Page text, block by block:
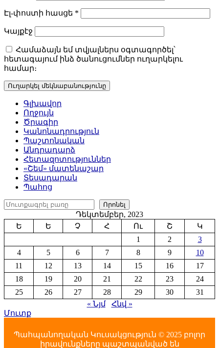
Էլ-փոստի հասցե *
Կայքէջ
Համաձայն եմ տվյալներս օգտագործել՝
հետագայում ինձ ծանուցումներ ուղարկելու
համար։
Գլխավոր
Ողջույն
Ծրագիր
Կանոնադրություն
Պաշտոնական
Անդրադարձ
Հետազոտություններ
«Շեմ» մատենաշար
Տեսադարան
Պահոց
Որոնել
Որոնել
Դեկտեմբեր, 2023
Ե
Ե Չ Հ Ու Շ
Կ
1
2
3
4
5 6 7 8 9
10
11
12 13 14 15 16
17
18
19 20 21 22 23
24
25
26 27 28 29 30
31
« Նյմ
Հնվ »
Մուտք
Պահպանողական Կուսակցություն © 2025 բոլոր
իրավունքները պաշտպանված են